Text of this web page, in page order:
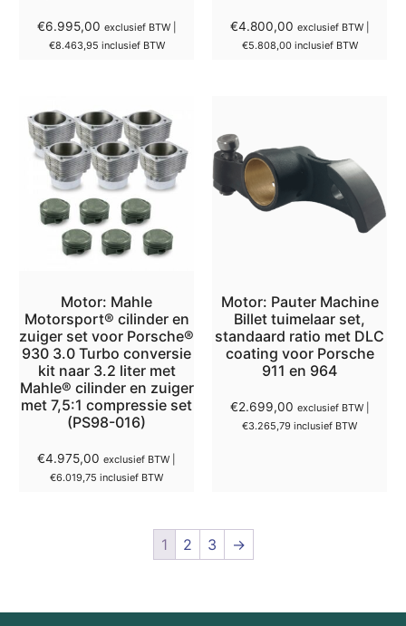
€6.995,00 exclusief BTW |
€8.463,95 inclusief BTW
€4.800,00 exclusief BTW |
€5.808,00inclusief BTW
Motor: Mahle
Motorsport® cilinder en
zuiger set voor Porsche®
930 3.0 Turbo conversie
kit naar 3.2 liter met
Mahle® cilinder en zuiger
met 7,5:1 compressie set
(PS98-016)
€4.975,00 exclusief BTW |
€6.019,75 inclusief BTW
Motor: Pauter Machine
Billet tuimelaar set,
standaard ratio met DLC
coating voor Porsche
911 en 964
€2.699,00 exclusief BTW |
€3.265,79 inclusief BTW
1 2 3 →